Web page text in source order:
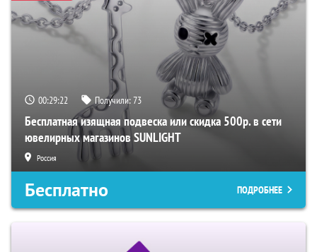
00:29:21 Получили:73
Бесплатная изящная подвеска или скидка 500р. в сети
ювелирных магазинов SUNLIGHT
Россия
Бесплатно ПОДРОБНЕЕ